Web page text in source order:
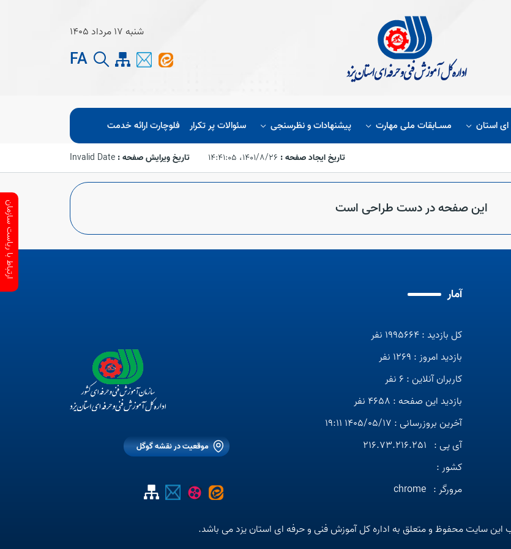
شنبه 17 مرداد 1405
FA
استان مسـابقات ملی مهارت پیشنهادات و نظرسنجی سئوالات پر تکرار فلوچارت ارائه خدمت
تاریخ ایجاد صفحه : ۱۴۰۱/۸/۲۶،‏ ۱۴:۴۱:۰۵ تاریخ ویرایش صفحه : Invalid Date
این صفحه در دست طراحی است
آمار
کل بازدید : 1995664 نفر
بازدید امروز : 1269 نفر
کاربران آنلاین : 6 نفر
بازدید این صفحه : 4658 نفر
آخرین بروزرسانی : 1405/05/17 19:11
آی پی : 216.73.216.251
کشور :
مرورگر : chrome
موقعیت در نقشه گوگل
این سایت محفوظ و متعلق به اداره کل آموزش فنی و حرفه ای استان یزد می باشد.
ارتباط با ریاست سازمان